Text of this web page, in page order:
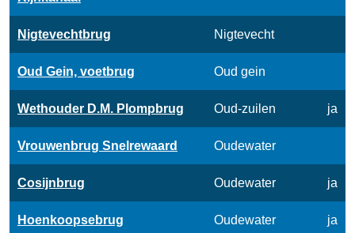
Nigtevechtbrug Nigtevecht
Oud Gein, voetbrug Oud gein
Wethouder D.M. Plompbrug Oud-zuilen ja
Vrouwenbrug Snelrewaard Oudewater
Cosijnbrug Oudewater ja
Hoenkoopsebrug Oudewater ja